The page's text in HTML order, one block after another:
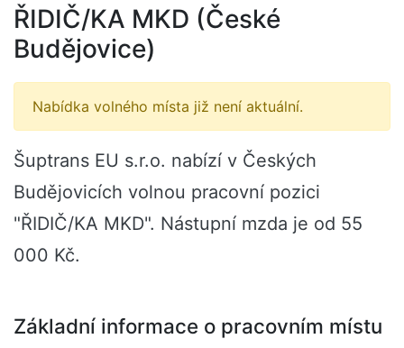
ŘIDIČ/KA MKD (České
Budějovice)
Nabídka volného místa již není aktuální.
Šuptrans EU s.r.o. nabízí v Českých
Budějovicích volnou pracovní pozici
"ŘIDIČ/KA MKD". Nástupní mzda je od 55
000 Kč.
Základní informace o pracovním místu